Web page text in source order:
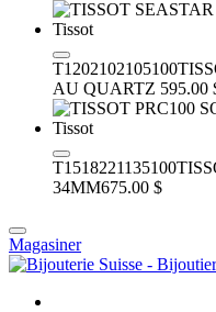
T1202102105100
AU QUARTZ 595.00
T1518221135100
34MM675.00 $
Magasiner